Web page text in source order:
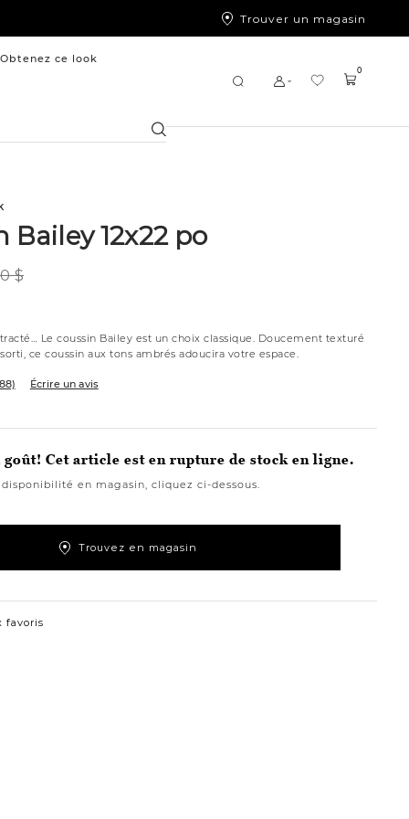
Trouver un magasin
Obtenez ce look
Chercher
0
Bailey 12x22 po
$
Le coussin Bailey est un choix classique. Doucement texturé
ce coussin aux tons ambrés adoucira votre espace.
Écrire un avis
goût! Cet article est en rupture de stock en ligne.
en magasin, cliquez ci-dessous.
Trouvez en magasin
favoris